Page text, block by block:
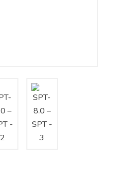
khiển
lý cho toà nhà (BMS)
thiết bị HVAC
điều khiển
HVAC